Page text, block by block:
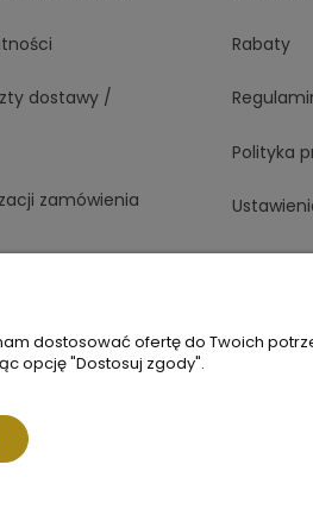
dostawy /
zamówienia
Rabaty
Polityka
Shoper.pl
dostosować ofertę do Twoich
opcję "Dostosuj zgody".